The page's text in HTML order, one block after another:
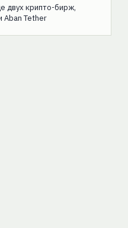
двух крипто-бирж,
Aban Tether